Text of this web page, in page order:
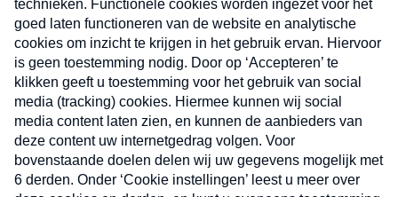
Verzend